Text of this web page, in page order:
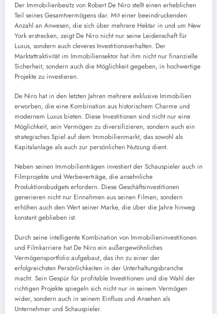
Der Immobilienbesitz von Robert De Niro stellt einen erheblichen
Teil seines Gesamtvermögens dar. Mit einer beeindruckenden
Anzahl an Anwesen, die sich über mehrere Hektar in und um New
York erstrecken, zeigt De Niro nicht nur seine Leidenschaft für
Luxus, sondern auch cleveres Investitionsverhalten. Der
Marktattraktivität im Immobiliensektor hat ihm nicht nur finanzielle
Sicherheit, sondern auch die Möglichkeit gegeben, in hochwertige
Projekte zu investieren.
De Niro hat in den letzten Jahren mehrere exklusive Immobilien
erworben, die eine Kombination aus historischem Charme und
modernem Luxus bieten. Diese Investitionen sind nicht nur eine
Möglichkeit, sein Vermögen zu diversifizieren, sondern auch ein
strategisches Spiel auf dem Immobilienmarkt, das sowohl als
Kapitalanlage als auch zur persönlichen Nutzung dient.
Neben seinen Immobilienträgen investiert der Schauspieler auch in
Filmprojekte und Werbeverträge, die ansehnliche
Produktionsbudgets erfordern. Diese Geschäftsinvestitionen
generieren nicht nur Einnahmen aus seinen Filmen, sondern
erhöhen auch den Wert seiner Marke, die über die Jahre hinweg
konstant geblieben ist.
Durch seine intelligente Kombination von Immobilieninvestitionen
und Filmkarriere hat De Niro ein außergewöhnliches
Vermögensportfolio aufgebaut, das ihn zu einer der
erfolgreichsten Persönlichkeiten in der Unterhaltungsbranche
macht. Sein Gespür für profitable Investitionen und die Wahl der
richtigen Projekte spiegeln sich nicht nur in seinem Vermögen
wider, sondern auch in seinem Einfluss und Ansehen als
Unternehmer und Schauspieler.